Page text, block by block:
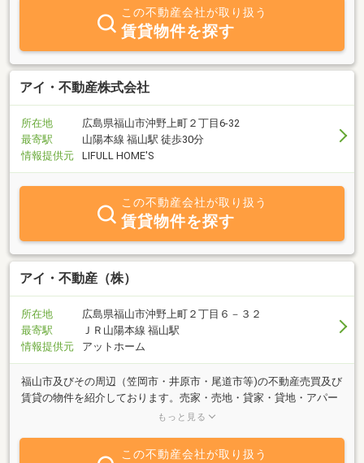
この不動産会社が取り扱う
賃貸物件を探す
アイ・不動産株式会社
所在地
広島県福山市沖野上町２丁目6-32
最寄駅
山陽本線 福山駅 徒歩30分
情報提供元
LIFULL HOME'S
この不動産会社が取り扱う
賃貸物件を探す
アイ・不動産（株）
所在地
広島県福山市沖野上町２丁目６－３２
最寄駅
ＪＲ山陽本線 福山駅
情報提供元
アットホーム
福山市及びその周辺（笠岡市・井原市・尾道市等)の不動産売買及び
賃貸の物件を紹介しております。売家・売地・貸家・貸地・アパー
ト・マンションなど、お気軽にお問合せください。店舗には駐車場
もっと見る
この不動産会社が取り扱う